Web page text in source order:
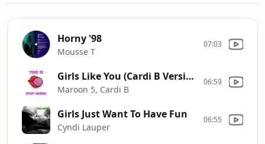
Horny '98
Mousse T
07:03
Girls Like You (Cardi B Version)
Maroon 5, Cardi B
06:59
Girls Just Want To Have Fun
Cyndi Lauper
06:55